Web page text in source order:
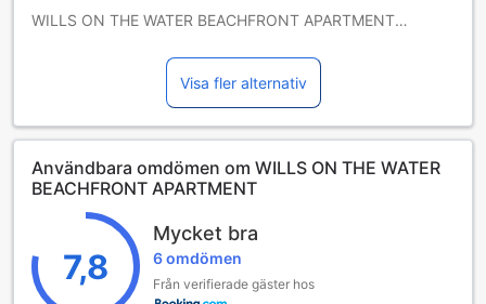
WILLS ON THE WATER BEACHFRONT APARTMENT
tillfredsställa även de mest kräsna gästerna. Tack vare den
här lägenhetens gratis wi-fi-internettillgång kan du lägga
upp bilder och svara på mejl när du vill. På den här
lägenheten erbjuds parkering för gäster.
Upplev rumsfaciliteter av hög kvalitet under din vistelse på
WILLS ON THE WATER BEACHFRONT APARTMENT. Vissa
rum har tv så att gästerna kan underhålla sig.
På den här lägenheten finns det även ett kylskåp
tillgängligt på vissa av rummen när du behöver det.
Visa fler alternativ
Användbara omdömen om WILLS ON THE WATER
BEACHFRONT APARTMENT
7,8
Mycket bra
6 omdömen
Från verifierade gäster hos